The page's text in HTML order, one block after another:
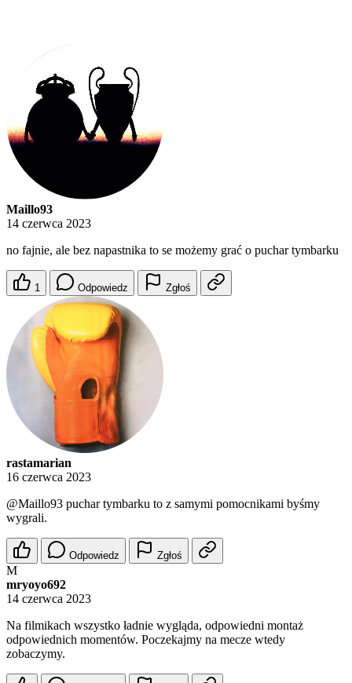
Maillo93
14 czerwca 2023
no fajnie, ale bez napastnika to se możemy grać o puchar tymbarku
1 Odpowiedz Zgłoś
rastamarian
16 czerwca 2023
@Maillo93 puchar tymbarku to z samymi pomocnikami byśmy
wygrali.
Odpowiedz Zgłoś
M
mryoyo692
14 czerwca 2023
Na filmikach wszystko ładnie wygląda, odpowiedni montaż
odpowiednich momentów. Poczekajmy na mecze wtedy
zobaczymy.